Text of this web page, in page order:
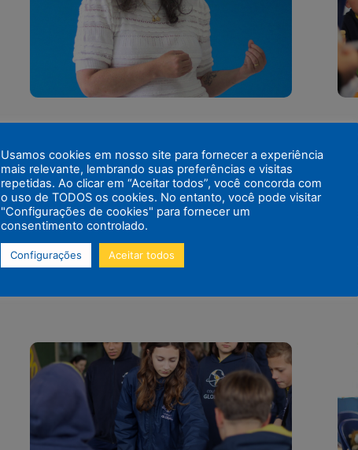
no Colégio Global: Inclusão
e Aprendizado
No Colégio Global, reconhecido como um
dos melhores colégios particulares de São
Bento do Sul, a busca por uma educação
de excelência é constante.
Recentemente,
Usamos cookies em nosso site para fornecer a experiência
mais relevante, lembrando suas preferências e visitas
repetidas. Ao clicar em “Aceitar todos”, você concorda com
o uso de TODOS os cookies. No entanto, você pode visitar
"Configurações de cookies" para fornecer um
consentimento controlado.
Configurações Aceitar todos